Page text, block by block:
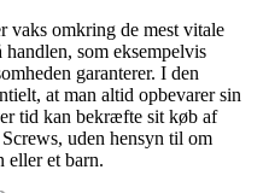
vaks omkring de mest vitale
som eksempelvis
garanterer. I den
at man altid opbevarer sin
tid kan bekræfte sit køb af
uden hensyn til om
eller et barn.